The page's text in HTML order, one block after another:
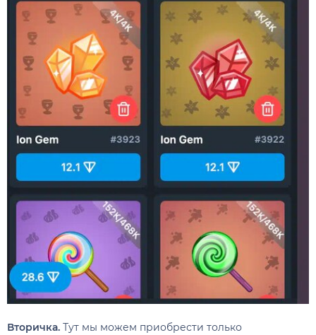
Вторичка. Тут мы можем приобрести только